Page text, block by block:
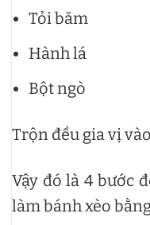
Tỏi băm
Hành lá
Bột ngò
Trộn đều gia vị
Vậy đó là 4 bước
làm bánh xèo